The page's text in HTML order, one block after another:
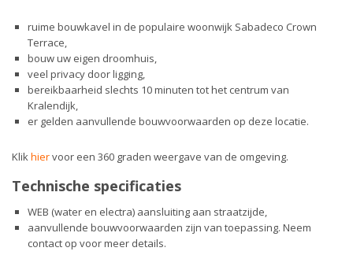
ruime bouwkavel in de populaire woonwijk Sabadeco Crown
Terrace,
bouw uw eigen droomhuis,
veel privacy door ligging,
bereikbaarheid slechts 10 minuten tot het centrum van
Kralendijk,
er gelden aanvullende bouwvoorwaarden op deze locatie.
Klikhiervoor een 360 graden weergave van de omgeving.
Technische specificaties
WEB (water en electra) aansluiting aan straatzijde,
aanvullende bouwvoorwaarden zijn van toepassing. Neem
contact op voor meer details.